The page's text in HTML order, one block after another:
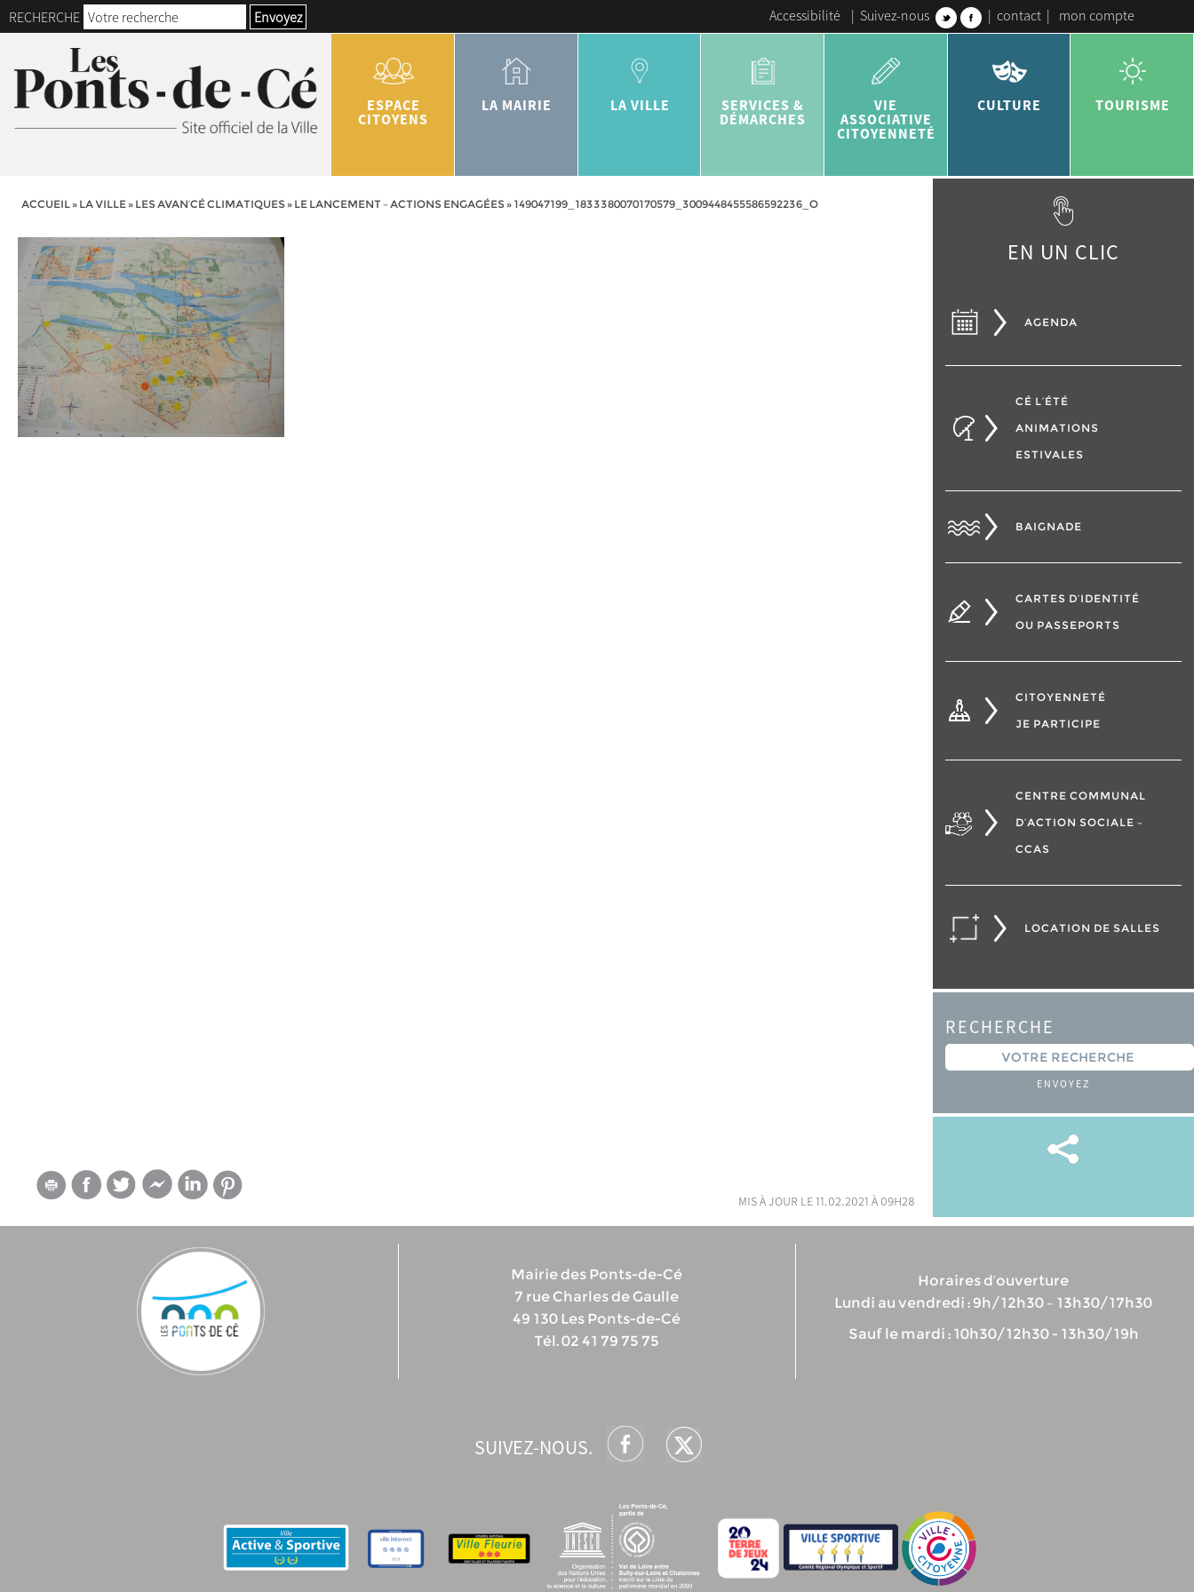
RECHERCHE Envoyez Accessibilité | Suivez-nous | contact | mon compte
ESPACE
CITOYENS
LA MAIRIE LA VILLE
SERVICES &
DÉMARCHES
VIE
ASSOCIATIVE
CITOYENNETÉ
CULTURE TOURISME
ACCUEIL» LA VILLE» LES AVAN’CÉ CLIMATIQUES» LE LANCEMENT – ACTIONS ENGAGÉES» 149047199_1833380070170579_3009448455586592236_O
mis à jour le 11.02.2021 à 09h28
EN UN CLIC
AGENDA
CÉ L’ÉTÉ
ANIMATIONS
ESTIVALES
BAIGNADE
CARTES D’IDENTITÉ
OU PASSEPORTS
CITOYENNETÉ
JE PARTICIPE
CENTRE COMMUNAL
D’ACTION SOCIALE –
CCAS
LOCATION DE SALLES
RECHERCHE
ENVOYEZ
Mairie des Ponts-de-Cé
7 rue Charles de Gaulle
49 130 Les Ponts-de-Cé
Tél. 02 41 79 75 75
Horaires d’ouverture
Lundi au vendredi : 9h/12h30 – 13h30/17h30
Sauf le mardi : 10h30/12h30 - 13h30/19h
SUIVEZ-NOUS.